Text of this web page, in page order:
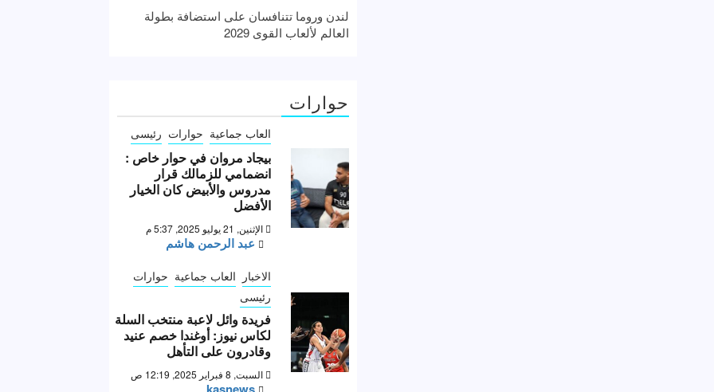
لندن وروما تتنافسان على استضافة بطولة
العالم لألعاب القوى 2029
حوارات
العاب جماعية حوارات رئيسى
بيجاد مروان في حوار خاص :
انضمامي للزمالك قرار
مدروس والأبيض كان الخيار
الأفضل
الإثنين, 21 يوليو 2025, 5:37 م
عبد الرحمن هاشم
الاخبار العاب جماعية حوارات
رئيسى
فريدة وائل لاعبة منتخب السلة
لكاس نيوز: أوغندا خصم عنيد
وقادرون على التأهل
السبت, 8 فبراير 2025, 12:19 ص